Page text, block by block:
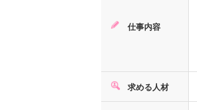
仕事内容
求める人材